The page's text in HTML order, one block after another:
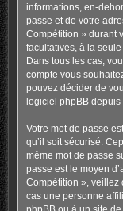
informations, en-
passe et de votre
Compétition » durant
facultatives, à la
Dans tous les cas,
compte vous
pouvez décider de
logiciel phpBB depuis
Votre mot de passe
qu’il soit sécurisé.
même mot de passe
passe est le moyen
Compétition », veillez
cas une personne